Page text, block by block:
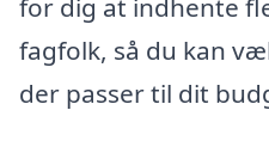
for dig at indhente
fagfolk, så du kan
der passer til dit